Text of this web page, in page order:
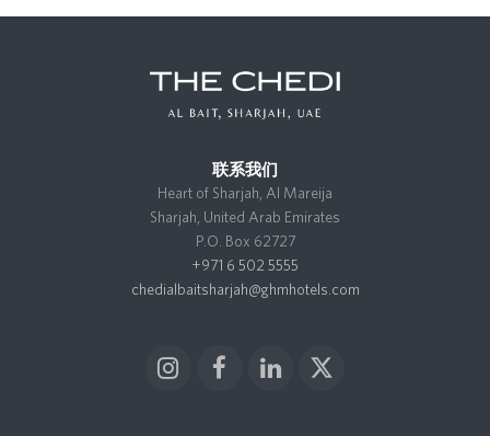
联系我们
Heart of Sharjah, Al Mareija
Sharjah, United Arab Emirates
P.O. Box 62727
+971 6 502 5555
chedialbaitsharjah@ghmhotels.com
I
F
L
X